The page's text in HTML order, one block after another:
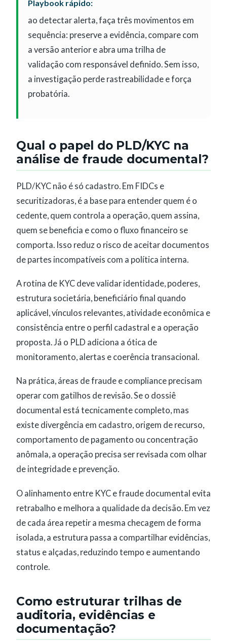
Playbook rápido:
ao detectar alerta, faça três movimentos em
sequência: preserve a evidência, compare com
a versão anterior e abra uma trilha de
validação com responsável definido. Sem isso,
a investigação perde rastreabilidade e força
probatória.
Qual o papel do PLD/KYC na
análise de fraude documental?
PLD/KYC não é só cadastro. Em FIDCs e
securitizadoras, é a base para entender quem é o
cedente, quem controla a operação, quem assina,
quem se beneficia e como o fluxo financeiro se
comporta. Isso reduz o risco de aceitar documentos
de partes incompatíveis com a política interna.
A rotina de KYC deve validar identidade, poderes,
estrutura societária, beneficiário final quando
aplicável, vínculos relevantes, atividade econômica e
consistência entre o perfil cadastral e a operação
proposta. Já o PLD adiciona a ótica de
monitoramento, alertas e coerência transacional.
Na prática, áreas de fraude e compliance precisam
operar com gatilhos de revisão. Se o dossiê
documental está tecnicamente completo, mas
existe divergência em cadastro, origem de recurso,
comportamento de pagamento ou concentração
anômala, a operação precisa ser revisada com olhar
de integridade e prevenção.
O alinhamento entre KYC e fraude documental evita
retrabalho e melhora a qualidade da decisão. Em vez
de cada área repetir a mesma checagem de forma
isolada, a estrutura passa a compartilhar evidências,
status e alçadas, reduzindo tempo e aumentando
controle.
Como estruturar trilhas de
auditoria, evidências e
documentação?